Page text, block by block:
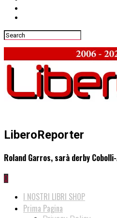
LiberoReporter
Roland Garros, sarà derby
0
I NOSTRI LIBRI SHOP
Prima Pagina